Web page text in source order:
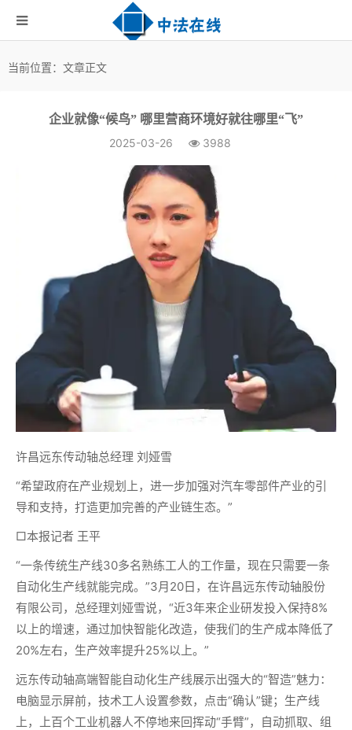
当前位置：文章正文
企业就像“候鸟” 哪里营商环境好就往哪里“飞”
2025-03-26
3988
许昌远东传动轴总经理 刘娅雪
“希望政府在产业规划上，进一步加强对汽车零部件产业的引
导和支持，打造更加完善的产业链生态。”
□本报记者 王平
“一条传统生产线30多名熟练工人的工作量，现在只需要一条
自动化生产线就能完成。”3月20日，在许昌远东传动轴股份
有限公司，总经理刘娅雪说，“近3年来企业研发投入保持8%
以上的增速，通过加快智能化改造，使我们的生产成本降低了
20%左右，生产效率提升25%以上。”
远东传动轴高端智能自动化生产线展示出强大的“智造”魅力：
电脑显示屏前，技术工人设置参数，点击“确认”键；生产线
上，上百个工业机器人不停地来回挥动“手臂”，自动抓取、组